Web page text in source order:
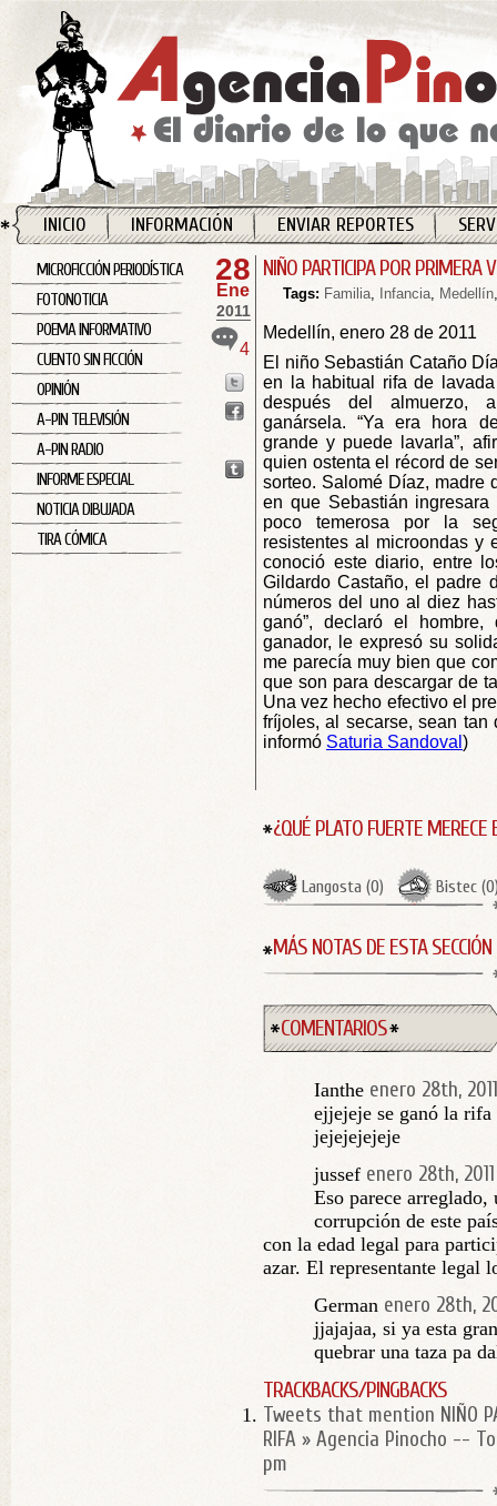
INICIO INFORMACIÓN ENVIAR REPORTES
MICROFICCIÓN PERIODÍSTICA
FOTONOTICIA
POEMA INFORMATIVO
CUENTO SIN FICCIÓN
OPINIÓN
A-PIN TELEVISIÓN
A-PIN RADIO
INFORME ESPECIAL
NOTICIA DIBUJADA
TIRA CÓMICA
28
Ene
2011
4
NIÑO PARTICIPA POR PRIMERA
Tags: Familia, Infancia, Medellín
Medellín, enero 28 de 2011
El niño Sebastián Cataño
en la habitual rifa de
después del almuerzo,
ganársela. “Ya era hora
grande y puede lavarla”,
quien ostenta el récord de
sorteo. Salomé Díaz, madre
en que Sebastián
poco temerosa por la
resistentes al microondas y
conoció este diario, entre
Gildardo Castaño, el padre
números del uno al diez
ganó”, declaró el
ganador, le expresó su
me parecía muy bien que
que son para descargar de
Una vez hecho efectivo el
fríjoles, al secarse, sean tan
informó Saturia Sandoval )
¿QUÉ PLATO FUERTE MERECE
Langosta (0) Bistec (0
MÁS NOTAS DE ESTA SECCIÓN
COMENTARIOS
Ianthe enero 28th, 2011
ejjejeje se ganó la
jejejejejeje
jussef enero 28th, 2011
Eso parece arreglado,
corrupción de este
con la edad legal para
azar. El representante legal
German enero 28th,
jjajajaa, si ya esta
quebrar una taza pa
TRACKBACKS/PINGBACKS
Tweets that mention NIÑO
RIFA » Agencia Pinocho --
pm